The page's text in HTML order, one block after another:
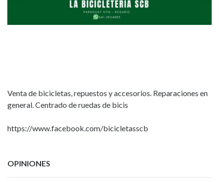
Venta de bicicletas, repuestos y accesorios. Reparaciones en
general. Centrado de ruedas de bicis
https://www.facebook.com/bicicletasscb
OPINIONES